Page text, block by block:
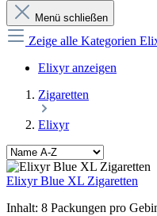
Menü schließen
Zeige alle Kategorien
Elixyr anzeigen
Zigaretten
Elixyr
Elixyr Blue XL Zigaretten
Inhalt: 8 Packungen pro